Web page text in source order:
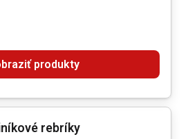
produkty
rebríky